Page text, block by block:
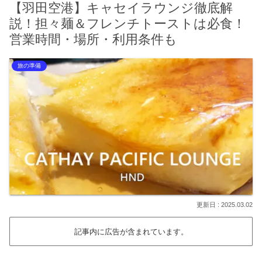
【羽田空港】キャセイラウンジ徹底解
説！担々麺＆フレンチトーストは必食！
営業時間・場所・利用条件も
旅の準備
2025.03.02
記事内に広告が含まれています。